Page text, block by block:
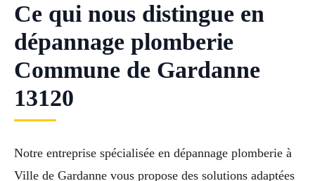
Ce qui nous distingue en
dépannage plomberie
Commune de Gardanne
13120
Notre entreprise spécialisée en dépannage plomberie à
Ville de Gardanne vous propose des solutions adaptées